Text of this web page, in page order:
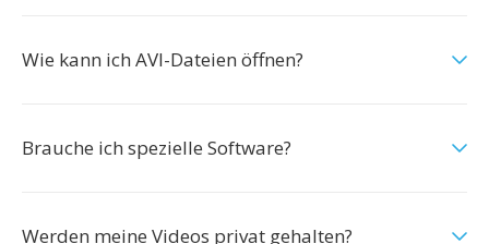
Wie kann ich AVI-Dateien öffnen?
Brauche ich spezielle Software?
Werden meine Videos privat gehalten?